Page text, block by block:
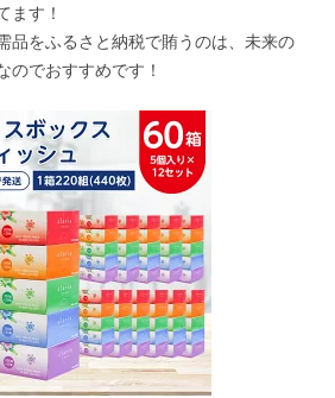
ます！
品をふるさと納税で賄うのは、未来の
のでおすすめです！